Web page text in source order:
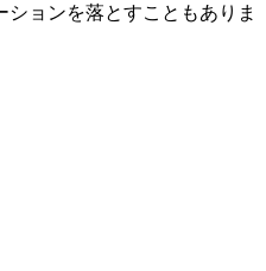
ョンを落とすこともありま